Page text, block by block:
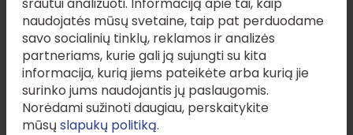
Šiuo metu galiojančiose PVMĮ nuostatose numatyta,
kadPVM neapmokestinamas žemės
pardavimas ar perdavimas, kai pirkėjas įgyja
teisę ja disponuoti kaip savininkas, išskyrus atvejus,
kai žemė perduodama kartu sunauju pastatu ar
statiniuarba laikomažeme statyboms
naudojatės mūsų svetaine, taip pat perduodame
savo socialinių tinklų, reklamos ir analizės
partneriams, kurie gali ją sujungti su kita
informacija, kurią jiems pateikėte arba kurią jie
surinko jums naudojantis jų paslaugomis.
Norėdami sužinoti daugiau, perskaitykite
mūsų slapukų politiką.